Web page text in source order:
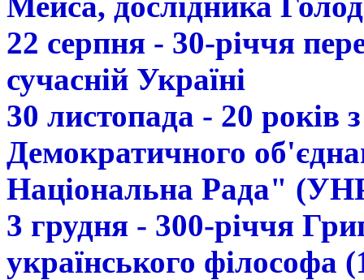
22 серпня - 30-річчя
сучасній Україні
30 листопада - 20 років
Демократичного
Національна Рада"
3 грудня - 300-річчя
українського філософа